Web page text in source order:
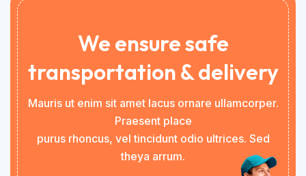
We ensure safe
transportation & delivery
Mauris ut enim sit amet lacus ornare ullamcorper.
Praesent place
purus rhoncus, vel tincidunt odio ultrices. Sed
theya arrum.